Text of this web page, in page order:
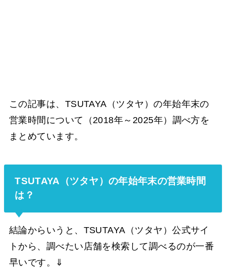
この記事は、TSUTAYA（ツタヤ）の年始年末の
営業時間について（2018年～2025年）調べ方を
まとめています。
TSUTAYA（ツタヤ）の年始年末の営業時間
は？
結論からいうと、TSUTAYA（ツタヤ）公式サイ
トから、調べたい店舗を検索して調べるのが一番
早いです。⇓